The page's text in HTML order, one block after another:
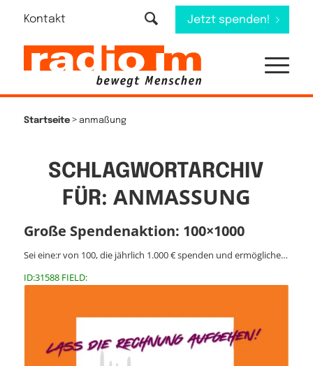
Kontakt Jetzt spenden!
Startseite> anmaßung
SCHLAGWORTARCHIV
FÜR: ANMASSUNG
Große Spendenaktion: 100×1000
Sei eine:r von 100, die jährlich 1.000 € spenden und ermögliche…
ID:31588 FIELD: